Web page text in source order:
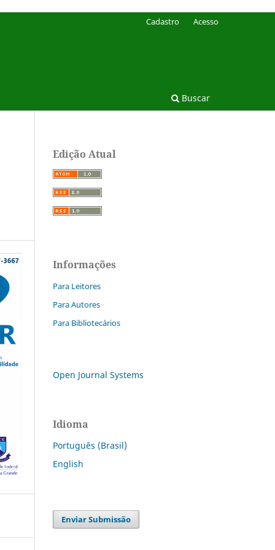
Buscar
Cadastro Acesso
Edição Atual
Informações
Para Leitores
Para Autores
Para Bibliotecários
Open Journal Systems
Idioma
Português (Brasil)
English
Enviar Submissão